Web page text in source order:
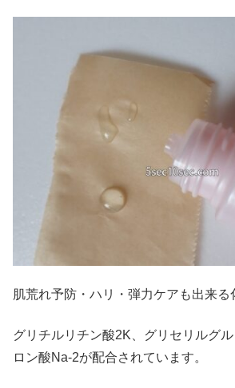
肌荒れ予防・ハリ・弾力ケアも出来る
グリチルリチン酸2K、グリセリルグ
ロン酸Na-2が配合されています。